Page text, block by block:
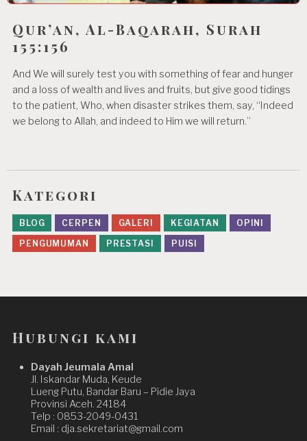
Qur’an, Al-Baqarah, Surah
155:156
And We will surely test you with something of fear and hunger
and a loss of wealth and lives and fruits, but give good tidings
to the patient, Who, when disaster strikes them, say, “Indeed
we belong to Allah, and indeed to Him we will return.”
Kategori
BLOG CERPEN GALERI KEGIATAN
OPINI
PENGUMUMAN
PRESTASI PUISI
Hubungi kami
Dayah Jeumala Amal
Jl. Iskandar Muda, Keude
Lueng Putu, Bandar Baru – Pidie Jaya
Provinsi Aceh. 24184
Telp : 0853-2049-0431
Email : dja.sekretariat@gmail.com